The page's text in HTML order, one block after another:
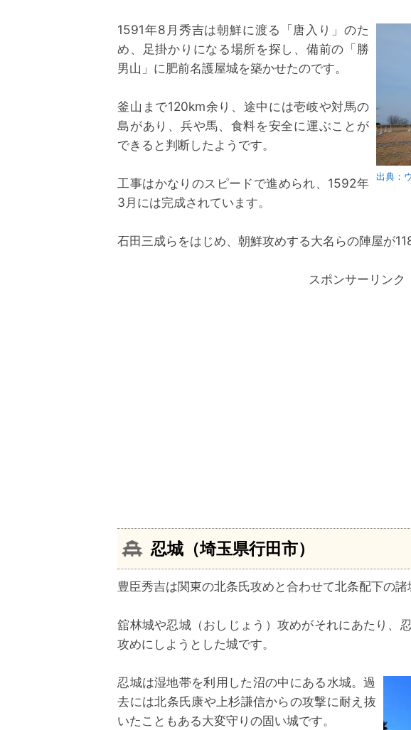
出典：
1591年8月秀吉は朝鮮に渡る「唐入り」のた
め、足掛かりになる場所を探し、備前の「勝
男山」に肥前名護屋城を築かせたのです。
釜山まで120km余り、途中には壱岐や対馬の
島があり、兵や馬、食料を安全に運ぶことが
できると判断したようです。
工事はかなりのスピードで進められ、1592年
3月には完成されています。
石田三成らをはじめ、朝鮮攻めする大名らの陣屋が
スポンサーリンク
忍城（埼玉県行田市）
豊臣秀吉は関東の北条氏攻めと合わせて北条配下の諸
舘林城や忍城（おしじょう）攻めがそれにあたり、
攻めにしようとした城です。
忍城は湿地帯を利用した沼の中にある水城。過
去には北条氏康や上杉謙信からの攻撃に耐え抜
いたこともある大変守りの固い城です。